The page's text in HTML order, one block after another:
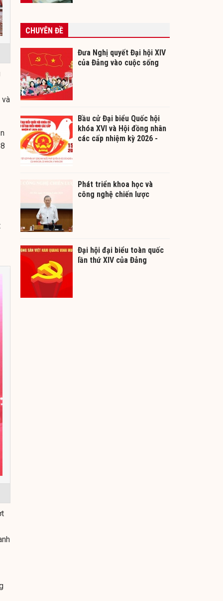
và
CHUYÊN ĐỀ
Đưa Nghị quyết Đại hội XIV
của Đảng vào cuộc sống
Bầu cử Đại biểu Quốc hội
khóa XVI và Hội đồng nhân
các cấp nhiệm kỳ 2026 -
Phát triển khoa học và
công nghệ chiến lược
Đại hội đại biểu toàn quốc
lần thứ XIV của Đảng